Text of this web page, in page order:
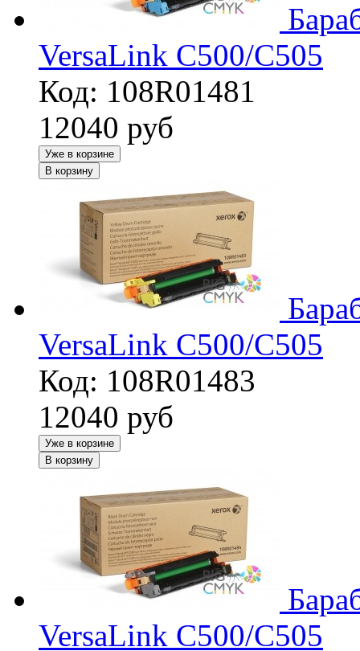
VersaLink C500/C505
Код: 108R01481
12040 руб
Уже в корзине
В корзину
VersaLink C500/C505
Код: 108R01483
12040 руб
Уже в корзине
В корзину
VersaLink C500/C505